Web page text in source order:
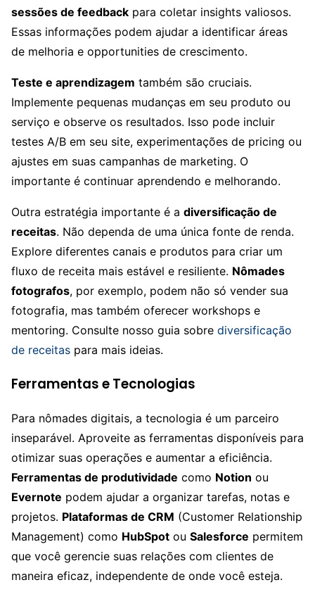
sessões de feedback para coletar insights valiosos.
Essas informações podem ajudar a identificar áreas
de melhoria e opportunities de crescimento.
Teste e aprendizagem também são cruciais.
Implemente pequenas mudanças em seu produto ou
serviço e observe os resultados. Isso pode incluir
testes A/B em seu site, experimentações de pricing ou
ajustes em suas campanhas de marketing. O
importante é continuar aprendendo e melhorando.
Outra estratégia importante é a diversificação de
receitas. Não dependa de uma única fonte de renda.
Explore diferentes canais e produtos para criar um
fluxo de receita mais estável e resiliente. Nômades
fotografos, por exemplo, podem não só vender sua
fotografia, mas também oferecer workshops e
mentoring. Consulte nosso guia sobre diversificação
de receitas para mais ideias.
Ferramentas e Tecnologias
Para nômades digitais, a tecnologia é um parceiro
inseparável. Aproveite as ferramentas disponíveis para
otimizar suas operações e aumentar a eficiência.
Ferramentas de produtividade como Notion ou
Evernote podem ajudar a organizar tarefas, notas e
projetos. Plataformas de CRM (Customer Relationship
Management) como HubSpot ou Salesforce permitem
que você gerencie suas relações com clientes de
maneira eficaz, independente de onde você esteja.